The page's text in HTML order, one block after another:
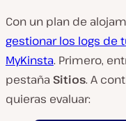
Con un plan de
gestionar los logs de
MyKinsta. Primero,
pestaña Sitios. A
quieras evaluar: